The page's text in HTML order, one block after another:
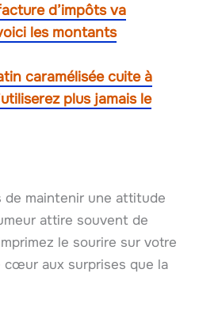
d’impôts va
les montants
caramélisée cuite à
plus jamais le
de maintenir une attitude
attire souvent de
le sourire sur votre
aux surprises que la